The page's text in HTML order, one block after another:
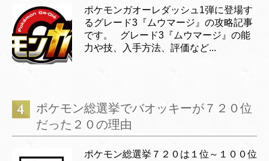
ポケモンガオーレダッシュ1弾に登場す
るグレード3『ムウマージ』の攻略記事
です。 グレード3『ムウマージ』の能
力や技、入手方法、評価など...
ポケモン総選挙でバオッキーが７２０位
だった２０の理由
ポケモン総選挙７２０は１位～１００位